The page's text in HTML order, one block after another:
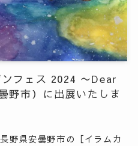
フェス 2024 〜Dear
野市）に出展いたしま
県安曇野市の［イラムカ